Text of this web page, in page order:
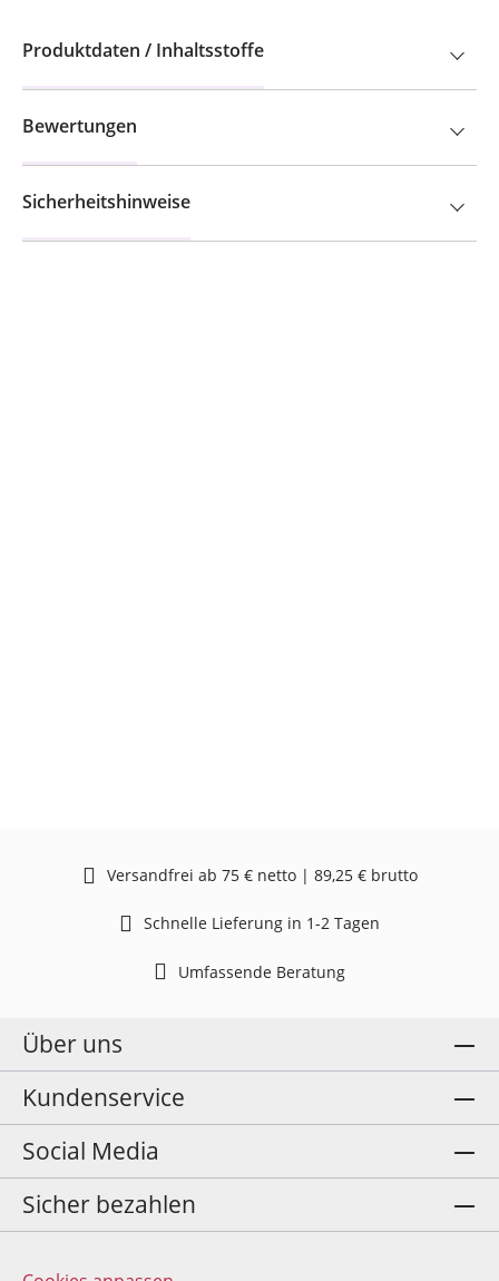
Produktdaten / Inhaltsstoffe
Bewertungen
Sicherheitshinweise
Versandfrei ab 75 € netto | 89,25 € brutto
Schnelle Lieferung in 1-2 Tagen
Umfassende Beratung
Über uns
Kundenservice
Social Media
Sicher bezahlen